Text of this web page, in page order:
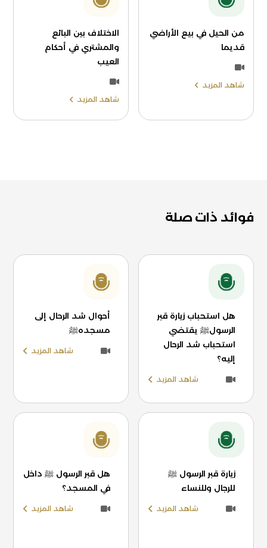
من الحيل في بيع الأراضي
قديما
شاهد المزيد
الاختلاف بين البائع
والمشتري في أحكام
العيب
شاهد المزيد
فوائد ذات صلة
هل استحباب زيارة قبر
الرسولﷺ يقتضي
استحباب شد الرحال
إليه؟
شاهد المزيد
أحوال شد الرحال إلى
مسجدهﷺ
شاهد المزيد
زيارة قبر الرسول ﷺ
للرجال وللنساء
شاهد المزيد
هل قبر الرسول ﷺ داخل
في المسجد؟
شاهد المزيد